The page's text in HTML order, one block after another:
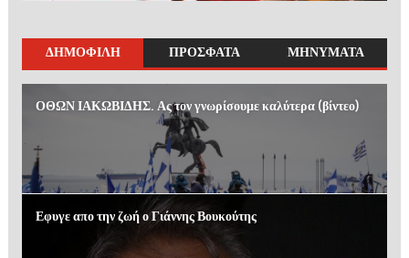
ΔΗΜΟΦΙΛΗ ΠΡΟΣΦΑΤΑ ΜΗΝΥΜΑΤΑ
ΟΘΩΝ ΙΑΚΩΒΙΔΗΣ. Ας τον γνωρίσουμε καλύτερα (βίντεο)
Εφυγε απο την ζωή ο Γιάννης Βουκούτης